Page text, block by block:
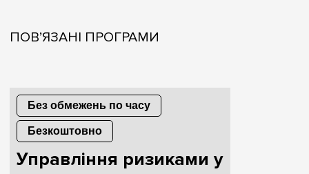
ПОВ’ЯЗАНІ ПРОГРАМИ
Без обмежень по часу
Безкоштовно
Управління ризиками у